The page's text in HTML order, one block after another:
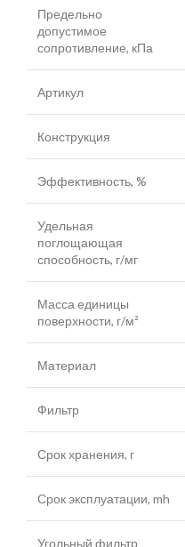
Предельно
допустимое
сопротивление, кПа
Артикул
Конструкция
Эффективность, %
Удельная
поглощающая
способность, г/мг
Масса единицы
поверхности, г/м²
Материал
Фильтр
Срок хранения, г
Срок эксплуатации, mh
Угольный фильтр